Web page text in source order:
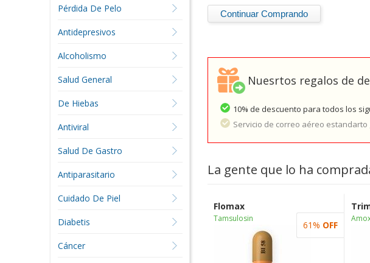
Nuesrtos regalos de
10% de descuento para todos los
Servicio de correo aéreo
La gente que lo ha
Flomax
Tamsulosin
61% OFF
Pérdida De Pelo
Antidepresivos
Alcoholismo
Salud General
De Hiebas
Antiviral
Salud De Gastro
Antiparasitario
Cuidado De Piel
Diabetis
Cáncer